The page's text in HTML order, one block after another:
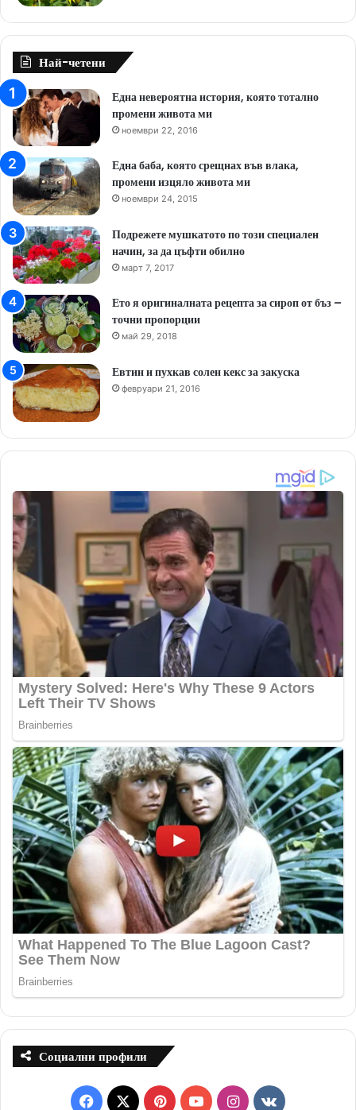
Най-четени
Една невероятна история, която тотално
промени живота ми
ноември 22, 2016
Една баба, която срещнах във влака,
промени изцяло живота ми
ноември 24, 2015
Подрежете мушкатото по този специален
начин, за да цъфти обилно
март 7, 2017
Ето я оригиналната рецепта за сироп от бъз –
точни пропорции
май 29, 2018
Евтин и пухкав солен кекс за закуска
февруари 21, 2016
Социални профили
F
X
P
Y
I
v